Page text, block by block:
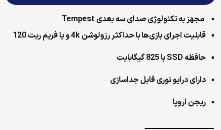
مجهز به تکنولوژی صدای سه بعدی Tempest
قابلیت اجرای بازی‌ها با حداکثر رزولوشن 4k و یا فریم ریت 120
حافظه SSD با 825 گیگابایت
دارای درایو نوری قابل جداسازی
ریجن اروپا